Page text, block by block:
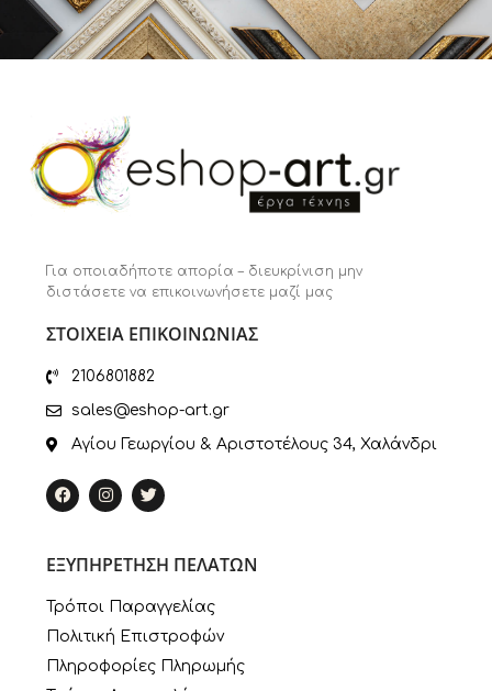
Για οποιαδήποτε απορία – διευκρίνιση μην
διστάσετε να επικοινωνήσετε μαζί μας
ΣΤΟΙΧΕΙΑ ΕΠΙΚΟΙΝΩΝΙΑΣ
2106801882
sales@eshop-art.gr
Αγίου Γεωργίου & Αριστοτέλους 34, Χαλάνδρι
ΕΞΥΠΗΡΕΤΗΣΗ ΠΕΛΑΤΩΝ
Τρόποι Παραγγελίας
Πολιτική Επιστροφών
Πληροφορίες Πληρωμής